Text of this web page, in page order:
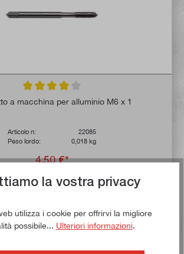
Valutazione media di 4 su 5 stelle
a macchina per alluminio M6 x 1
Articolo n:
22085
Peso lordo:
0,018 kg
4,50 €*
Aggiungi al carrello
Alla lista dei desideri
la vostra privacy
utilizza i cookie per offrirvi la migliore
possibile... Ulteriori informazioni.